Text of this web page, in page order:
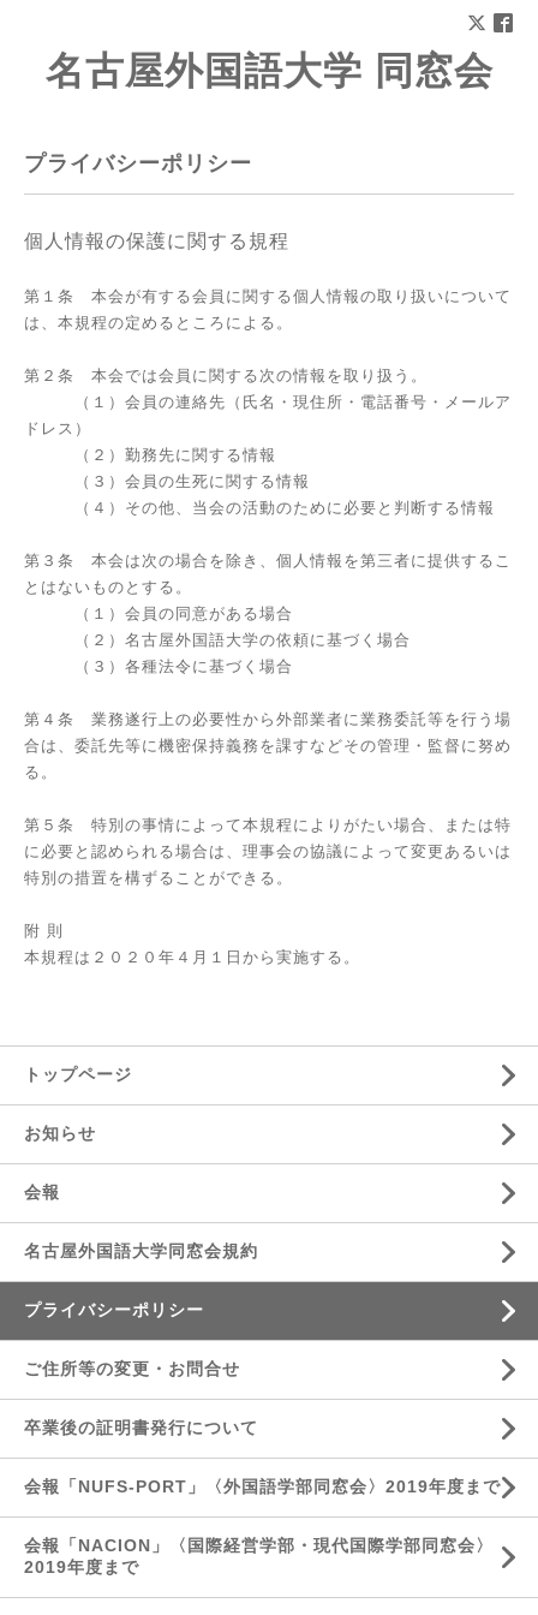
名古屋外国語大学 同窓会
プライバシーポリシー
個人情報の保護に関する規程
第１条 本会が有する会員に関する個人情報の取り扱いについて
は、本規程の定めるところによる。
第２条 本会では会員に関する次の情報を取り扱う。
（１）会員の連絡先（氏名・現住所・電話番号・メールア
ドレス）
（２）勤務先に関する情報
（３）会員の生死に関する情報
（４）その他、当会の活動のために必要と判断する情報
第３条 本会は次の場合を除き、個人情報を第三者に提供するこ
とはないものとする。
（１）会員の同意がある場合
（２）名古屋外国語大学の依頼に基づく場合
（３）各種法令に基づく場合
第４条 業務遂行上の必要性から外部業者に業務委託等を行う場
合は、委託先等に機密保持義務を課すなどその管理・監督に努め
る。
第５条 特別の事情によって本規程によりがたい場合、または特
に必要と認められる場合は、理事会の協議によって変更あるいは
特別の措置を構ずることができる。
附 則
本規程は２０２０年４月１日から実施する。
トップページ
お知らせ
会報
名古屋外国語大学同窓会規約
プライバシーポリシー
ご住所等の変更・お問合せ
卒業後の証明書発行について
会報「NUFS-PORT」〈外国語学部同窓会〉2019年度まで
会報「NACION」〈国際経営学部・現代国際学部同窓会〉
2019年度まで